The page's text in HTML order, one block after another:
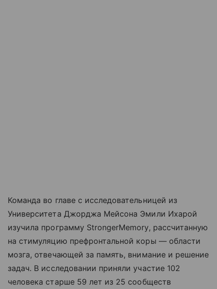
Команда во главе с исследовательницей из
Университета Джорджа Мейсона Эмили Ихарой
изучила программу StrongerMemory, рассчитанную
на стимуляцию префронтальной коры — области
мозга, отвечающей за память, внимание и решение
задач. В исследовании приняли участие 102
человека старше 59 лет из 25 сообществ